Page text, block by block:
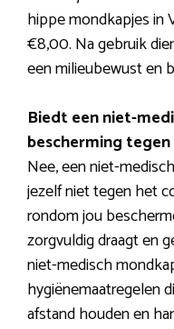
hippe mondkapjes in
€8,00. Na gebruik
een milieubewust en
Biedt een niet-
bescherming
Nee, een niet-
jezelf niet tegen het
rondom jou
zorgvuldig draagt en
niet-medisch
hygiënemaatregelen
afstand houden en